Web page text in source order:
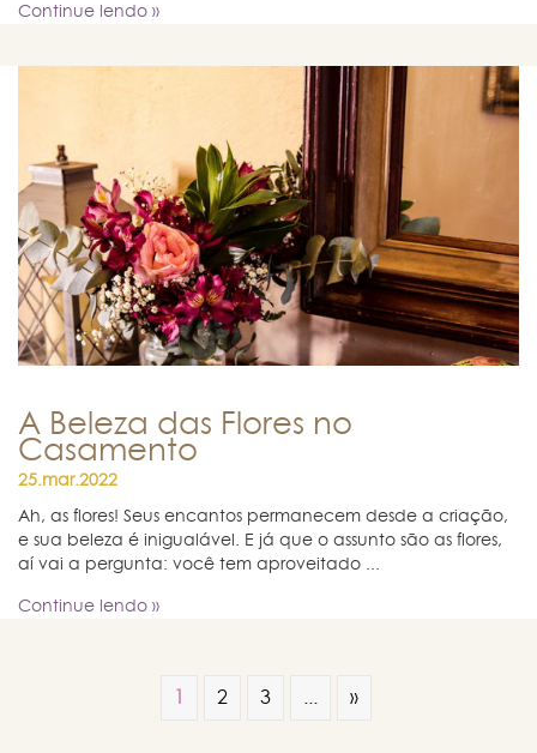
Continue lendo »
A Beleza das Flores no
Casamento
25.mar.2022
Ah, as flores! Seus encantos permanecem desde a criação,
e sua beleza é inigualável. E já que o assunto são as flores,
aí vai a pergunta: você tem aproveitado ...
Continue lendo »
2 3 »